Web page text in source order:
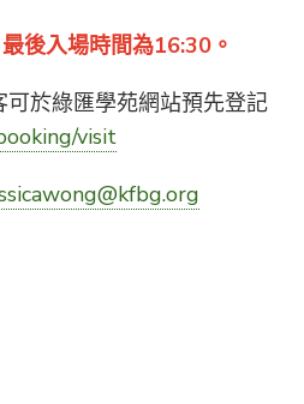
後入場時間為16:30。
於綠匯學苑網站預先登記
visit